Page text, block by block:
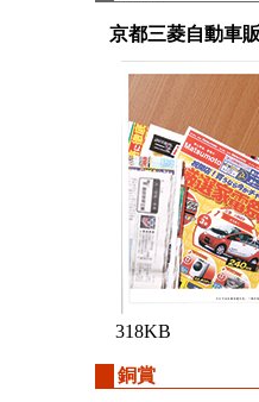
京都三菱自動車
318KB
銅賞